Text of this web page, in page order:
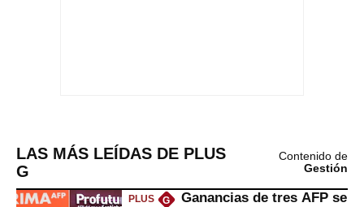
LAS MÁS LEÍDAS DE PLUS
G
Contenido de
Gestión
PLUS G
Ganancias de tres AFP se